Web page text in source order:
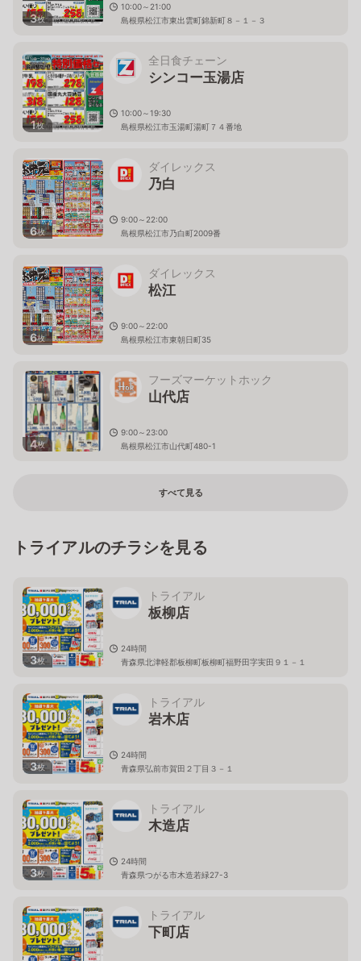
3枚
10:00～21:00
島根県松江市東出雲町錦新町８－１－３
1枚
全日食チェーン
シンコー玉湯店
10:00～19:30
島根県松江市玉湯町湯町７４番地
6枚
ダイレックス
乃白
9:00～22:00
島根県松江市乃白町2009番
6枚
ダイレックス
松江
9:00～22:00
島根県松江市東朝日町35
4枚
フーズマーケットホック
山代店
9:00～23:00
島根県松江市山代町480-1
すべて見る
トライアルのチラシを見る
3枚
トライアル
板柳店
24時間
青森県北津軽郡板柳町板柳町福野田字実田９１－１
3枚
トライアル
岩木店
24時間
青森県弘前市賀田２丁目３－１
3枚
トライアル
木造店
24時間
青森県つがる市木造若緑27-3
トライアル
下町店